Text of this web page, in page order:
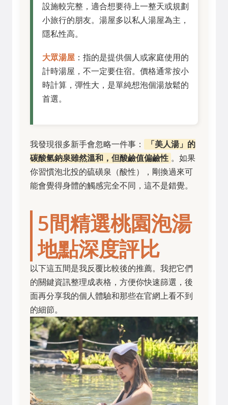
設施較完整，適合想要待上一整天或規劃
小旅行的朋友。湯屋多以私人湯屋為主，
隱私性高。
大眾湯屋 ：指的是提供個人或家庭使用的
計時湯屋，不一定要住宿。價格通常按小
時計算，彈性大，是單純想泡個湯放鬆的
首選。
我發現很多新手會忽略一件事：
「美人湯」的
碳酸氫鈉泉雖然溫和，但酸鹼值偏鹼性 。如果
你習慣泡北投的硫磺泉（酸性），剛換過來可
能會覺得身體的觸感完全不同，這不是錯覺。
5間精選桃園泡湯
地點深度評比
以下這五間是我反覆比較後的推薦。我把它們
的關鍵資訊整理成表格，方便你快速篩選，後
面再分享我的個人體驗和那些在官網上看不到
的細節。